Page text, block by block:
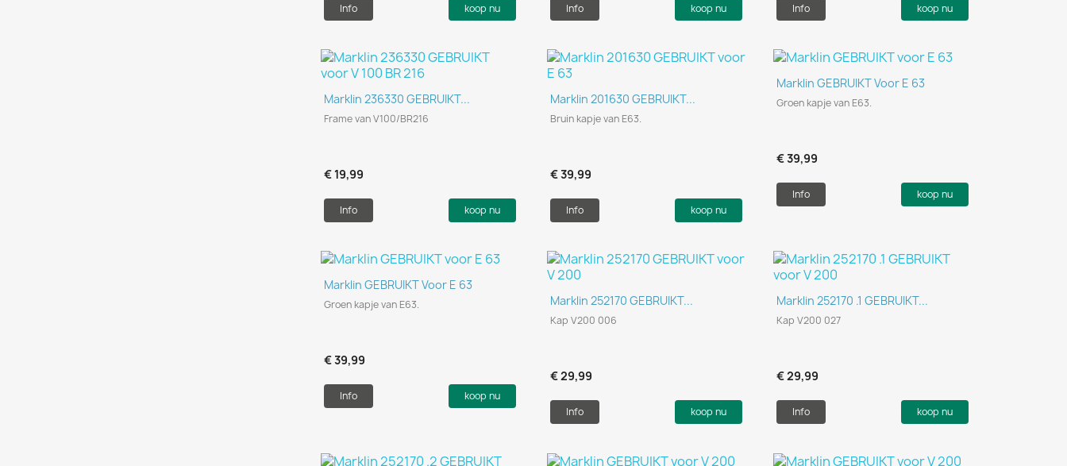
Info koop nu Info koop nu Info koop nu
Snel bekijken
Marklin 236330 GEBRUIKT...
Frame van V100/BR216
€ 19,99
Info koop nu
Snel bekijken
Marklin 201630 GEBRUIKT...
Bruin kapje van E63.
€ 39,99
Info koop nu
Snel bekijken
Marklin GEBRUIKT Voor E 63
Groen kapje van E63.
€ 39,99
Info koop nu
Snel bekijken
Marklin GEBRUIKT Voor E 63
Groen kapje van E63.
€ 39,99
Info koop nu
Snel bekijken
Marklin 252170 GEBRUIKT...
Kap V200 006
€ 29,99
Info koop nu
Snel bekijken
Marklin 252170 .1 GEBRUIKT...
Kap V200 027
€ 29,99
Info koop nu